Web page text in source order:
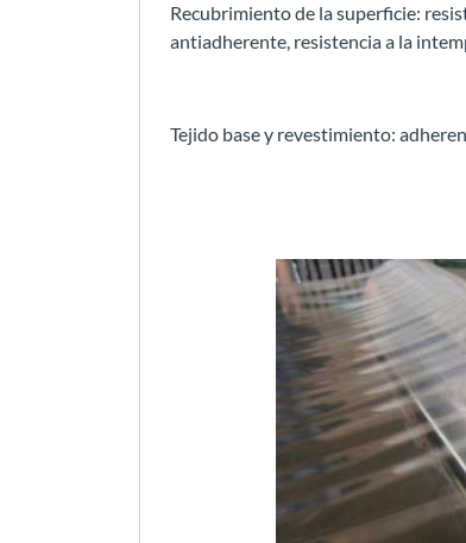
Recubrimiento de la superficie:
antiadherente, resistencia a la
Tejido base y revestimiento: